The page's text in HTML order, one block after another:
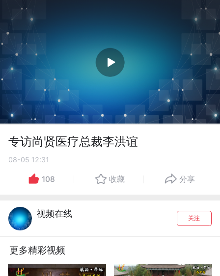
专访尚贤医疗总裁李洪谊
08-05 12:31
108 收藏 分享
视频在线 关注
更多精彩视频